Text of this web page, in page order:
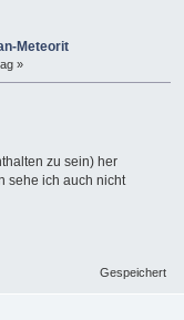
Meteorit
»
zu sein) her
sehe ich auch nicht
Gespeichert